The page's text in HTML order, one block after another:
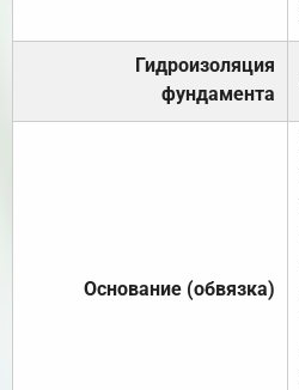
Гидроизоляция
фундамента
Основание (обвязка)